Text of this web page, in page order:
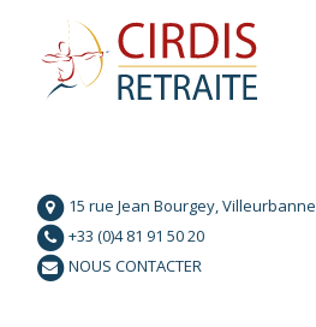
15 rue Jean Bourgey, Villeurbanne
+33 (0)4 81 91 50 20
NOUS CONTACTER